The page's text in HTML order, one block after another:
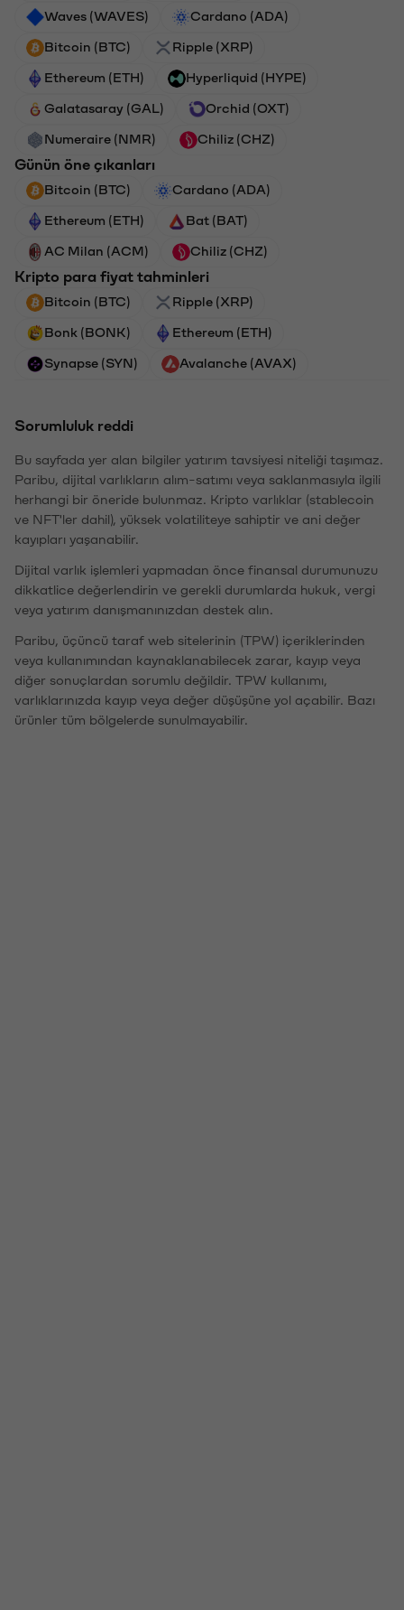
Waves (WAVES) Cardano (ADA)
Bitcoin (BTC) Ripple (XRP)
Ethereum (ETH) Hyperliquid (HYPE)
Galatasaray (GAL) Orchid (OXT)
Numeraire (NMR) Chiliz (CHZ)
Günün öne çıkanları
Bitcoin (BTC) Cardano (ADA)
Ethereum (ETH) Bat (BAT)
AC Milan (ACM) Chiliz (CHZ)
Kripto para fiyat tahminleri
Bitcoin (BTC) Ripple (XRP)
Bonk (BONK) Ethereum (ETH)
Synapse (SYN) Avalanche (AVAX)
Sorumluluk reddi
Bu sayfada yer alan bilgiler yatırım tavsiyesi niteliği taşımaz.
Paribu, dijital varlıkların alım-satımı veya saklanmasıyla ilgili
herhangi bir öneride bulunmaz. Kripto varlıklar (stablecoin
ve NFT'ler dahil), yüksek volatiliteye sahiptir ve ani değer
kayıpları yaşanabilir.
Dijital varlık işlemleri yapmadan önce finansal durumunuzu
dikkatlice değerlendirin ve gerekli durumlarda hukuk, vergi
veya yatırım danışmanınızdan destek alın.
Paribu, üçüncü taraf web sitelerinin (TPW) içeriklerinden
veya kullanımından kaynaklanabilecek zarar, kayıp veya
diğer sonuçlardan sorumlu değildir. TPW kullanımı,
varlıklarınızda kayıp veya değer düşüşüne yol açabilir. Bazı
ürünler tüm bölgelerde sunulmayabilir.